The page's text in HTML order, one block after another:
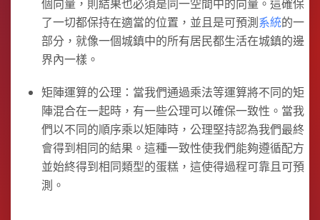
個向量，則結果也必須是同一空間中的向量。這確保
了一切都保持在適當的位置，並且是可預測系統的一
部分，就像一個城鎮中的所有居民都生活在城鎮的邊
界內一樣。
矩陣運算的公理：當我們通過乘法等運算將不同的矩
陣混合在一起時，有一些公理可以確保一致性。當我
們以不同的順序乘以矩陣時，公理堅持認為我們最終
會得到相同的結果。這種一致性使我們能夠遵循配方
並始終得到相同類型的蛋糕，這使得過程可靠且可預
測。